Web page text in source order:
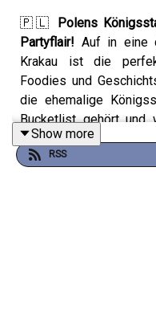
🇵🇱
Polens
Partyflair! Auf in eine
Krakau ist die
Foodies und
die ehemalige
Bucketlist gehört und
eurem Städtetrip
Show more
RSS